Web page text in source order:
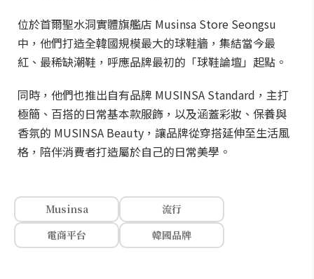
位於首爾聖水洞實體旗艦店 Musinsa Store Seongsu
中，他們打造全韓國規模最大的球鞋牆，集結當今最
紅、最稀缺潮鞋，呼應品牌最初的「球鞋論壇」起點。
同時，他們也推出自有品牌 MUSINSA Standard，主打
極簡、百搭的日常基本款服飾，以及涵蓋彩妝、保養與
香氛的 MUSINSA Beauty，讓品牌從穿搭延伸至生活風
格，陪伴消費者打造屬於自己的日常美學。
Musinsa
流行
電商平台
韓國品牌